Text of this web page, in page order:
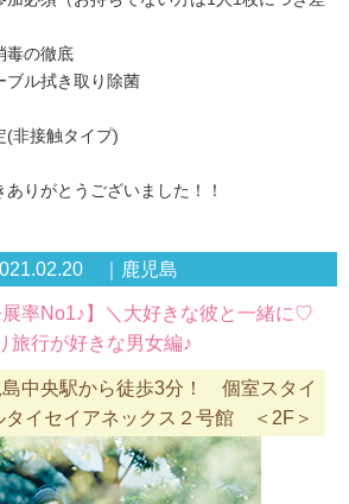
毒の徹底
ブル拭き取り除菌
(非接触タイプ)
りがとうございました！！
｜鹿児島
率No1♪】＼大好きな彼と一緒に♡
旅行が好きな男女編♪
島中央駅から徒歩3分！ 個室スタイ
タイセイアネックス２号館 ＜2F＞